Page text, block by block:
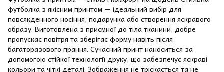
футболка з якісним принтом — ідеальний вибір для
повсякденного носіння, подарунка або створення яскравого
образу. Виготовлена з приємної до тіла тканини, добре
пропускає повітря та зберігає форму навіть після
багаторазового прання. Сучасний принт наноситься за
допомогою стійкої технології друку, що забезпечує яскраві
кольори та чіткі деталі. Зображення не тріскається та не